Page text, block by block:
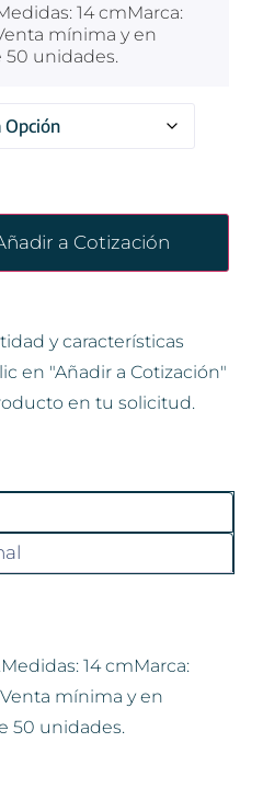
14 cmMarca:
mínima y en
50 unidades.
a Cotización
y características
en "Añadir a Cotización"
en tu solicitud.
14 cmMarca:
mínima y en
50 unidades.